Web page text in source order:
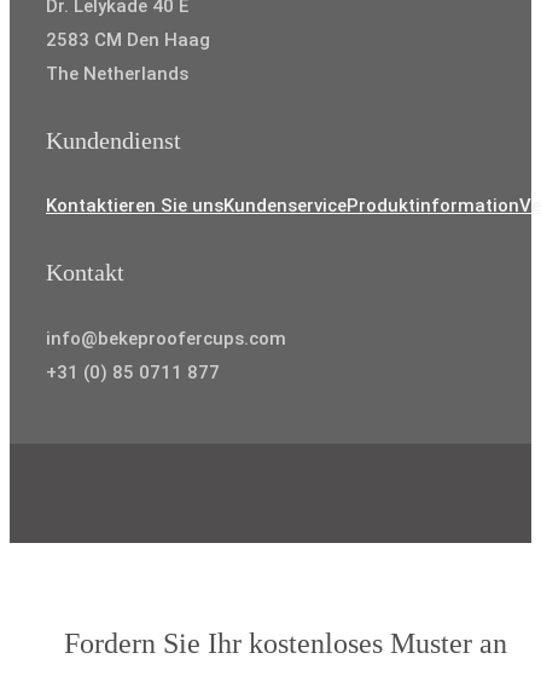
Dr. Lelykade 40 E
2583 CM Den Haag
The Netherlands
Kundendienst
Kontaktieren Sie unsKundenserviceProduktinformation
Kontakt
info@bekeproofercups.com
+31 (0) 85 0711 877
Fordern Sie Ihr kostenloses Muster an